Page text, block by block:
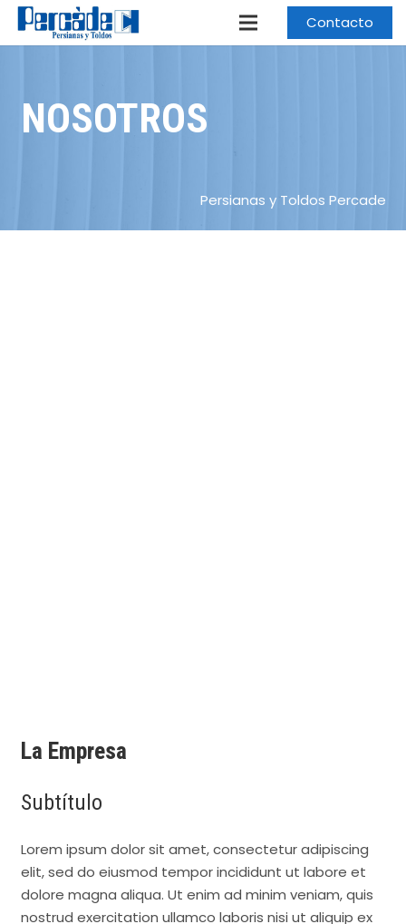
Contacto
NOSOTROS
Persianas y Toldos Percade
La Empresa
Subtítulo
Lorem ipsum dolor sit amet, consectetur adipiscing
elit, sed do eiusmod tempor incididunt ut labore et
dolore magna aliqua. Ut enim ad minim veniam, quis
nostrud exercitation ullamco laboris nisi ut aliquip ex